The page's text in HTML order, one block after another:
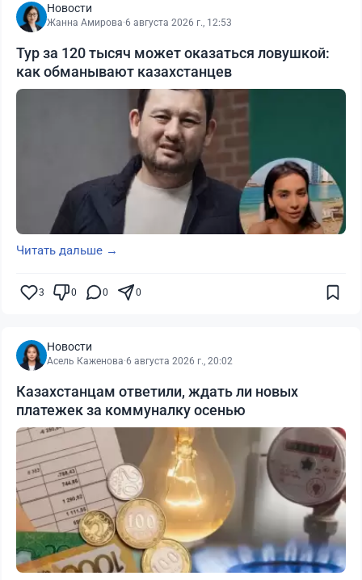
Новости
Жанна Амирова·6 августа 2026 г., 12:53
Тур за 120 тысяч может оказаться ловушкой:
как обманывают казахстанцев
Читать дальше →
3 0 0 0
Новости
Асель Каженова·6 августа 2026 г., 20:02
Казахстанцам ответили, ждать ли новых
платежек за коммуналку осенью